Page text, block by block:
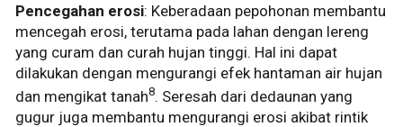
Pencegahan erosi: Keberadaan pepohonan membantu
mencegah erosi, terutama pada lahan dengan lereng
yang curam dan curah hujan tinggi. Hal ini dapat
dilakukan dengan mengurangi efek hantaman air hujan
dan mengikat tanah8. Seresah dari dedaunan yang
gugur juga membantu mengurangi erosi akibat rintik